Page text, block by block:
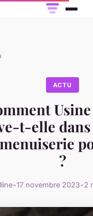
ACTU
t-elle dans
?
•17 novembre 2023•2